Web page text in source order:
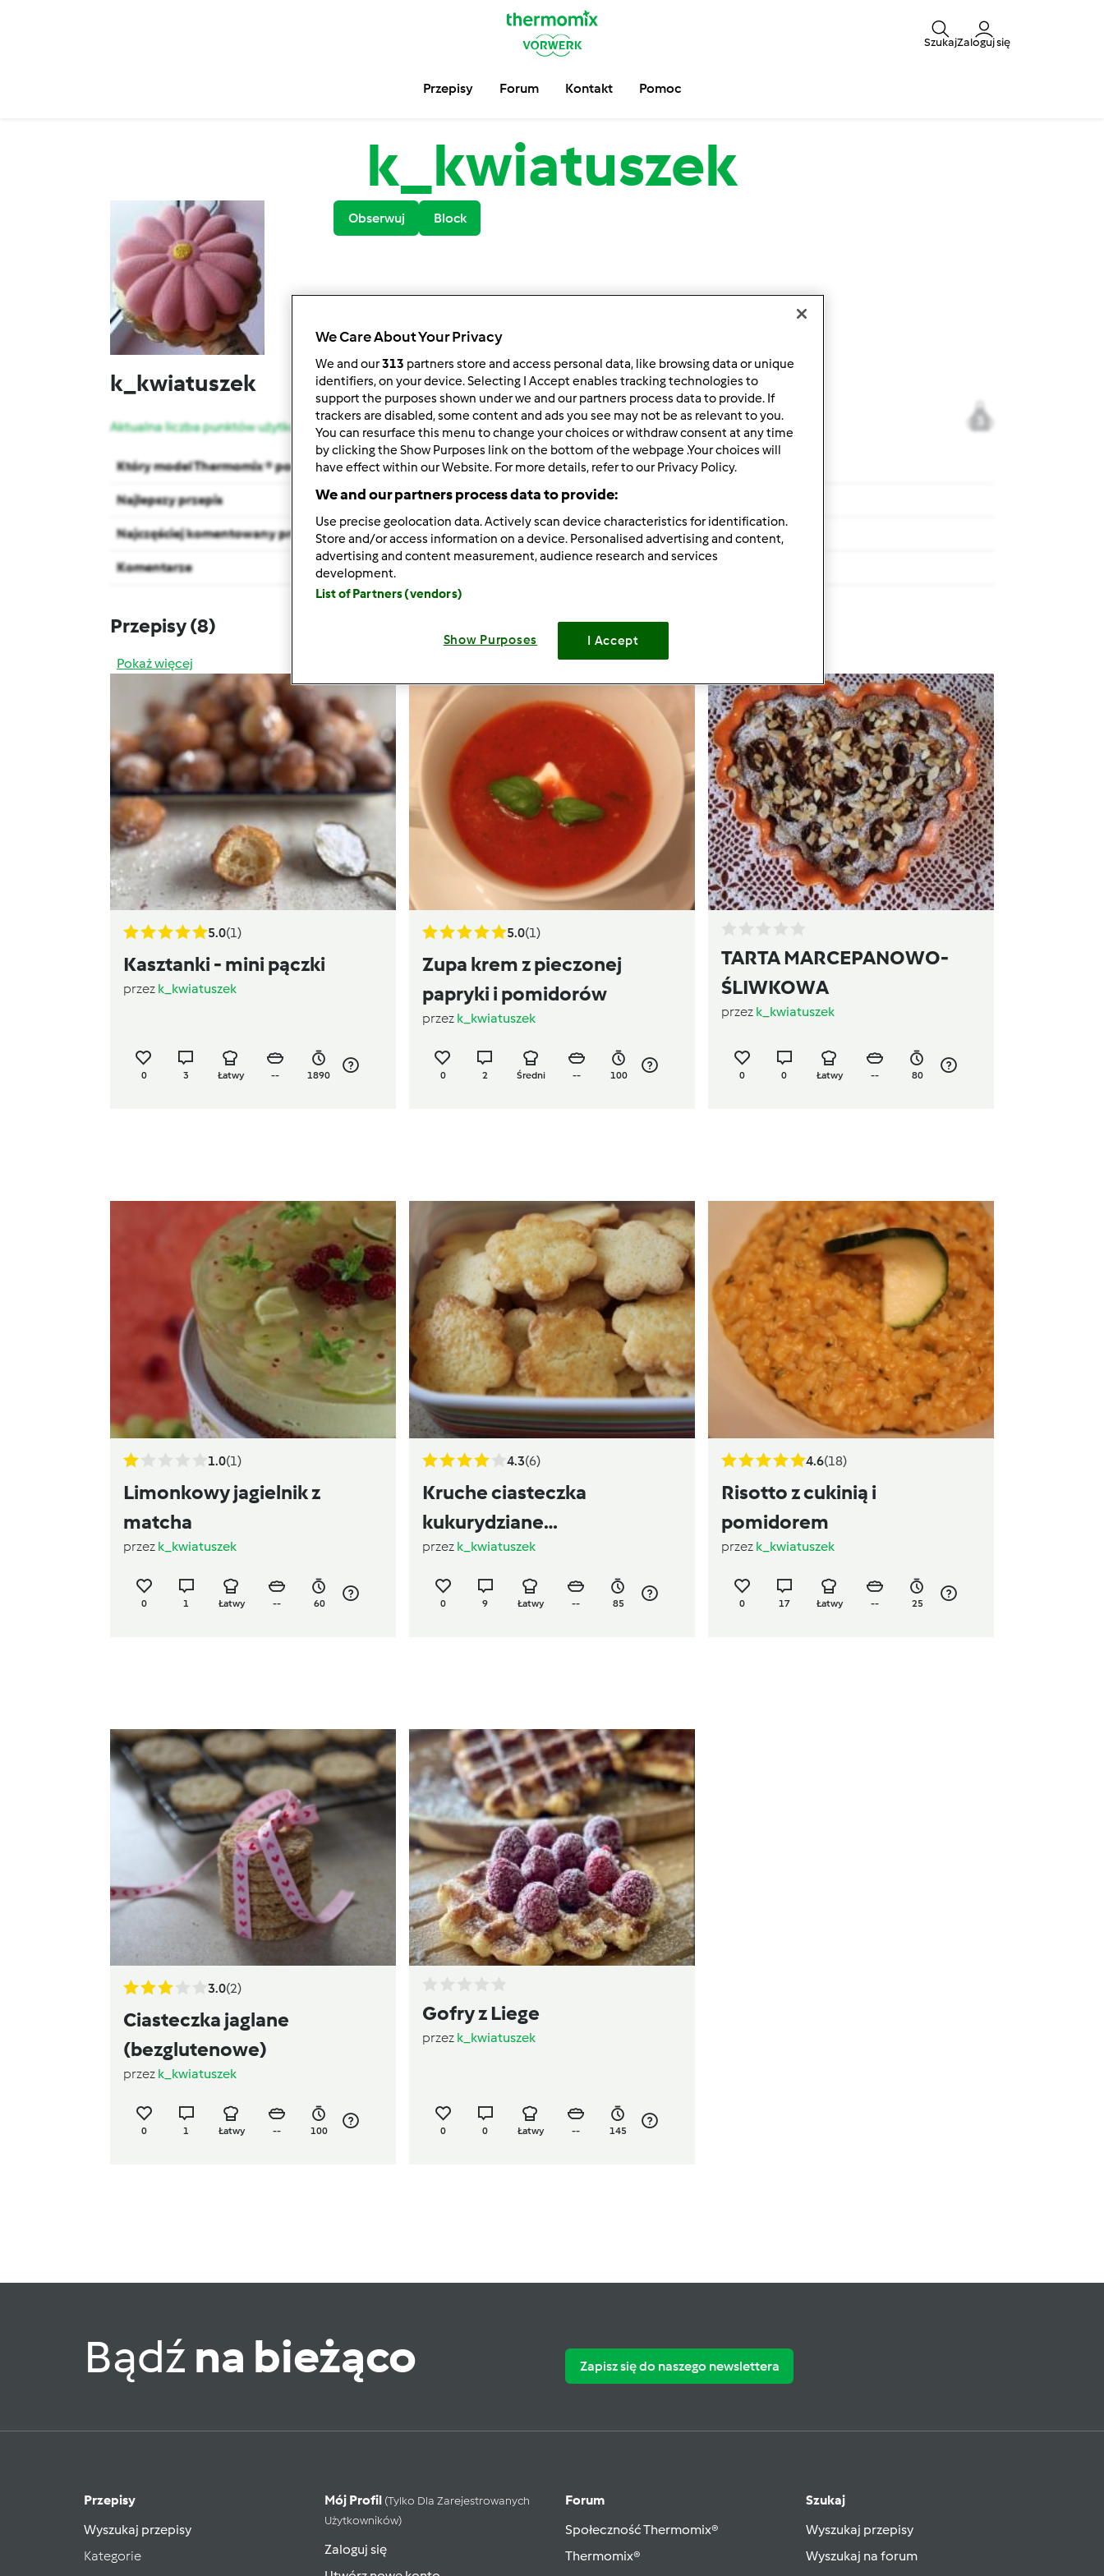
SzukajZaloguj się
Przepisy Forum Kontakt Pomoc
k_kwiatuszek
Obserwuj Block
k_kwiatuszek
3
Aktualna liczba punktów użytkownika: 82
Który model Thermomix ® posiadasz? tm6
Najlepszy przepis Kasztanki - mini pączki
Najczęściej komentowany przepis Risotto z cukinią i pomidorem
Komentarze
Przepisy(8)
Pokaż więcej
5.0(1)
Kasztanki - mini pączki
przez k_kwiatuszek
0 3 Łatwy -- 1890
5.0(1)
Zupa krem z pieczonej
papryki i pomidorów
przez k_kwiatuszek
0 2 Średni -- 100
TARTA MARCEPANOWO-
ŚLIWKOWA
przez k_kwiatuszek
0 0 Łatwy -- 80
1.0(1)
Limonkowy jagielnik z
matcha
przez k_kwiatuszek
0 1 Łatwy -- 60
4.3(6)
Kruche ciasteczka
kukurydziane
(bezglutenowe)
przez k_kwiatuszek
0 9 Łatwy -- 85
4.6(18)
Risotto z cukinią i
pomidorem
przez k_kwiatuszek
0 17 Łatwy -- 25
3.0(2)
Ciasteczka jaglane
(bezglutenowe)
przez k_kwiatuszek
0 1 Łatwy -- 100
Gofry z Liege
przez k_kwiatuszek
0 0 Łatwy -- 145
Bądź na bieżąco Zapisz się do naszego newslettera
Przepisy
Wyszukaj przepisy
Kategorie
Mój Profil (tylko Dla Zarejestrowanych
Użytkowników)
Zaloguj się
Forum
Społeczność Thermomix®
Thermomix®
Szukaj
Wyszukaj przepisy
Wyszukaj na forum
We Care About Your Privacy
We and our313 partners store and access personal data, like browsing data or unique
identifiers, on your device. Selecting I Accept enables tracking technologies to
support the purposes shown under we and our partners process data to provide. If
trackers are disabled, some content and ads you see may not be as relevant to you.
You can resurface this menu to change your choices or withdraw consent at any time
by clicking the Show Purposes link on the bottom of the webpage .Your choices will
have effect within our Website. For more details, refer to our Privacy Policy.
We and our partners process data to provide:
Use precise geolocation data. Actively scan device characteristics for identification.
Store and/or access information on a device. Personalised advertising and content,
advertising and content measurement, audience research and services
development.
List of Partners (vendors)
Show Purposes I Accept